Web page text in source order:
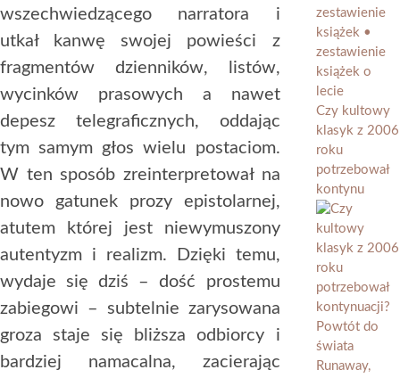
wszechwiedzącego narratora i
utkał kanwę swojej powieści z
fragmentów dzienników, listów,
wycinków prasowych a nawet
depesz telegraficznych, oddając
tym samym głos wielu postaciom.
W ten sposób zreinterpretował na
nowo gatunek prozy epistolarnej,
atutem której jest niewymuszony
autentyzm i realizm. Dzięki temu,
wydaje się dziś – dość prostemu
zabiegowi – subtelnie zarysowana
groza staje się bliższa odbiorcy i
bardziej namacalna, zacierając
Czy kultowy
klasyk z 2006
roku
potrzebował
kontynu